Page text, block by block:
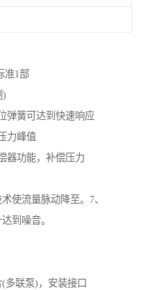
准1部
)
弹簧可达到快速响应
力峰值
器功能，补偿压力
使流量脉动降至。7、
到噪音。
多联泵)，安装接口